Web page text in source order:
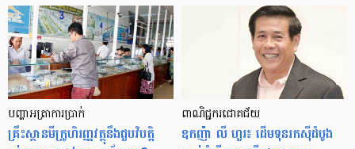
បញ្ហា​អត្រា​ការប្រាក់
គ្រឹះស្ថាន​មីក្រូ​ហិរញ្ញវត្ថុ​នឹង​ជួប​វិបត្តិ​
ពាណិជ្ជករជោគជ័យ
ឧកញ៉ា លី ហួរ៖ ដើមទុនរកស៊ីដំបូង